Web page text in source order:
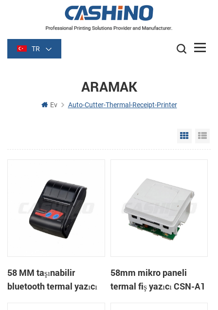
TR
ARAMAK
Ev Auto-Cutter-Thermal-Receipt-Printer
Grid
58 MM taşınabilir
bluetooth termal yazıcı
58mm mikro paneli
termal fiş yazıcı CSN-A1